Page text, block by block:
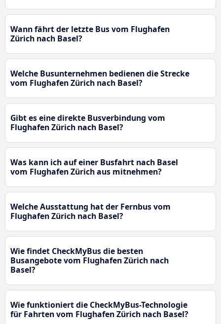
Wann fährt der letzte Bus vom Flughafen
Zürich nach Basel?
Welche Busunternehmen bedienen die Strecke
vom Flughafen Zürich nach Basel?
Gibt es eine direkte Busverbindung vom
Flughafen Zürich nach Basel?
Was kann ich auf einer Busfahrt nach Basel
vom Flughafen Zürich aus mitnehmen?
Welche Ausstattung hat der Fernbus vom
Flughafen Zürich nach Basel?
Wie findet CheckMyBus die besten
Busangebote vom Flughafen Zürich nach
Basel?
Wie funktioniert die CheckMyBus-Technologie
für Fahrten vom Flughafen Zürich nach Basel?